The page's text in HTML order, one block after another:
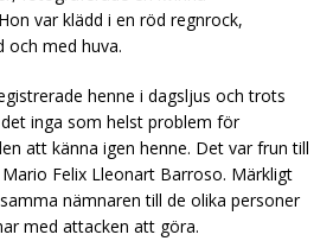
var klädd i en röd regnrock,
och med huva.
henne i dagsljus och trots
inga som helst problem för
att känna igen henne. Det var frun till
Felix Lleonart Barroso. Märkligt
nämnaren till de olika personer
med attacken att göra.